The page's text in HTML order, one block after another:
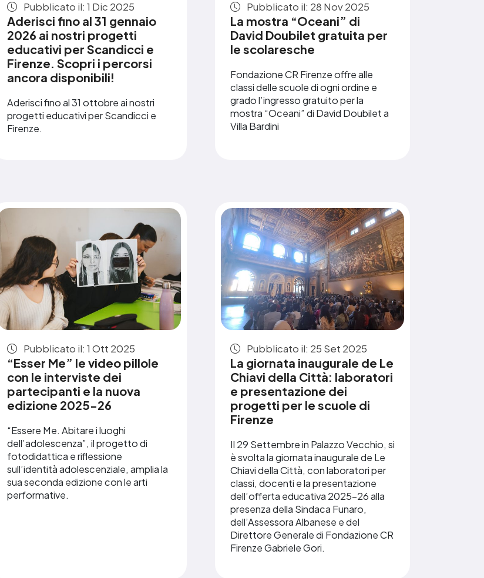
Pubblicato il: 1 Dic 2025
Aderisci fino al 31 gennaio
2026 ai nostri progetti
educativi per Scandicci e
Firenze. Scopri i percorsi
ancora disponibili!
Aderisci fino al 31 ottobre ai nostri
progetti educativi per Scandicci e
Firenze.
Pubblicato il: 28 Nov 2025
La mostra “Oceani” di
David Doubilet gratuita per
le scolaresche
Fondazione CR Firenze offre alle
classi delle scuole di ogni ordine e
grado l’ingresso gratuito per la
mostra “Oceani” di David Doubilet a
Villa Bardini
Pubblicato il: 1 Ott 2025
“Esser Me” le video pillole
con le interviste dei
partecipanti e la nuova
edizione 2025-26
“Essere Me. Abitare i luoghi
dell’adolescenza”, il progetto di
fotodidattica e riflessione
sull’identità adolescenziale, amplia la
sua seconda edizione con le arti
performative.
Pubblicato il: 25 Set 2025
La giornata inaugurale de Le
Chiavi della Città: laboratori
e presentazione dei
progetti per le scuole di
Firenze
Il 29 Settembre in Palazzo Vecchio, si
è svolta la giornata inaugurale de Le
Chiavi della Città, con laboratori per
classi, docenti e la presentazione
dell’offerta educativa 2025-26 alla
presenza della Sindaca Funaro,
dell’Assessora Albanese e del
Direttore Generale di Fondazione CR
Firenze Gabriele Gori.